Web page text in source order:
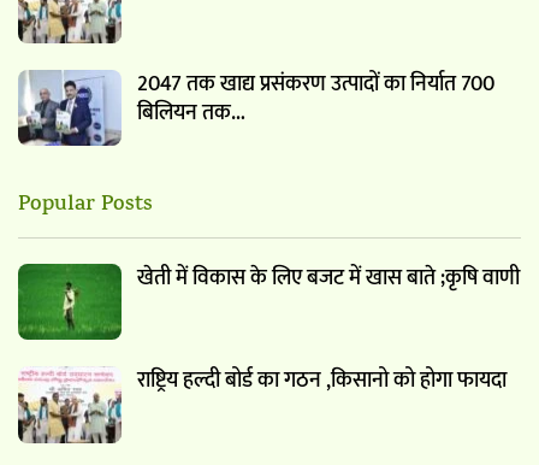
2047 तक खाद्य प्रसंकरण उत्पादों का निर्यात 700
बिलियन तक…
Popular Posts
खेती में विकास के लिए बजट में खास बाते ;कृषि वाणी
राष्ट्रिय हल्दी बोर्ड का गठन ,किसानो को होगा फायदा